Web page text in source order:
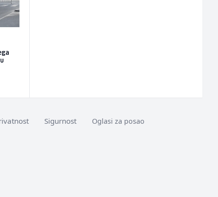
Sigurnost Oglasi za posao